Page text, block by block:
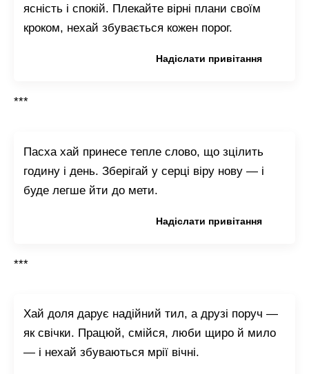
ясність і спокій. Плекайте вірні плани своїм
кроком, нехай збувається кожен порог.
Надіслати привітання
***
Пасха хай принесе тепле слово, що зцілить
годину і день. Зберігай у серці віру нову — і
буде легше йти до мети.
Надіслати привітання
***
Хай доля дарує надійний тил, а друзі поруч —
як свічки. Працюй, смійся, люби щиро й мило
— і нехай збуваються мрії вічні.